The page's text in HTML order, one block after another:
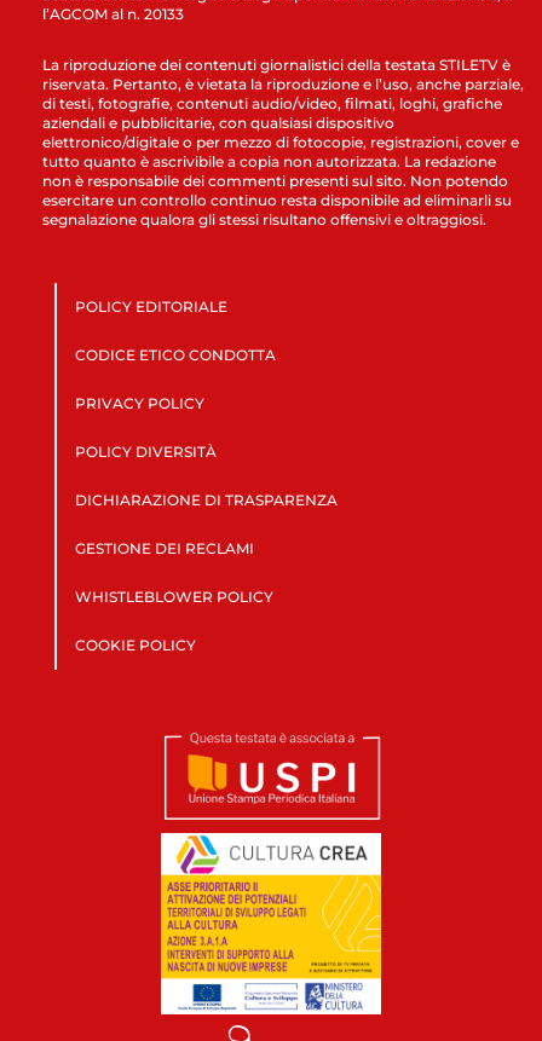
l’AGCOM al n. 20133
La riproduzione dei contenuti giornalistici della testata STILETV è
riservata. Pertanto, è vietata la riproduzione e l’uso, anche parziale,
di testi, fotografie, contenuti audio/video, filmati, loghi, grafiche
aziendali e pubblicitarie, con qualsiasi dispositivo
elettronico/digitale o per mezzo di fotocopie, registrazioni, cover e
tutto quanto è ascrivibile a copia non autorizzata. La redazione
non è responsabile dei commenti presenti sul sito. Non potendo
esercitare un controllo continuo resta disponibile ad eliminarli su
segnalazione qualora gli stessi risultano offensivi e oltraggiosi.
POLICY EDITORIALE
CODICE ETICO CONDOTTA
PRIVACY POLICY
POLICY DIVERSITÀ
DICHIARAZIONE DI TRASPARENZA
GESTIONE DEI RECLAMI
WHISTLEBLOWER POLICY
COOKIE POLICY